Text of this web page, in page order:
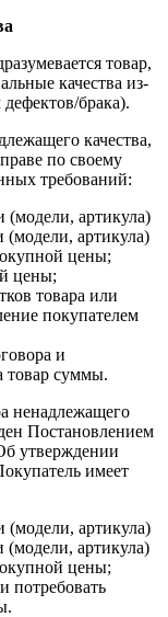
товар,
качества из-
брака).
качества,
по своему
требований:
(модели, артикула)
(модели, артикула)
цены;
цены;
товара или
покупателем
и
товар суммы.
ненадлежащего
Постановлением
утверждении
имеет
(модели, артикула)
(модели, артикула)
цены;
потребовать